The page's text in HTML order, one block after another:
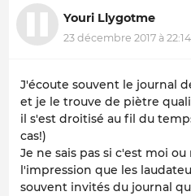
Youri Llygotme
23 décembre 2017 à
J'écoute souvent le journal
et je le trouve de piètre
il s'est droitisé au fil du
cas!)
Je ne sais pas si c'est moi
l'impression que les
souvent invités du journal